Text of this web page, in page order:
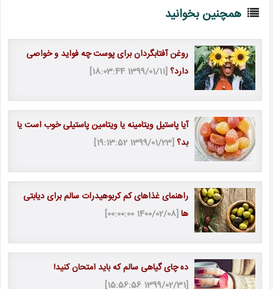
همچنین بخوانید
روغن آفتابگردان برای پوست چه فواید و خواصی
دارد؟[1399/01/11 18:03:44]
آیا پاستیل ویتامینه یا ویتامین پاستیلی خوب است یا
بد؟[1399/01/23 19:13:52]
راهنمای غذاهای کم کربوهیدرات سالم برای دیابتی
ها[1400/02/08 00:00:00]
ده چای گیاهی سالم که باید امتحان کنید!
[1399/02/31 15:56:56]